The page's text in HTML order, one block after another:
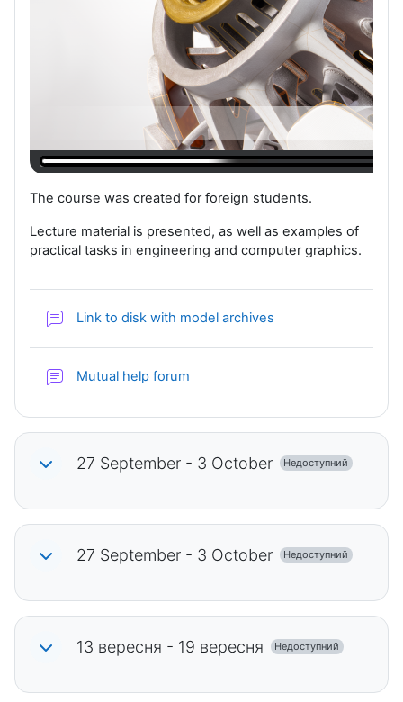
The course was created for foreign students.
Lecture material is presented, as well as examples of
practical tasks in engineering and computer graphics.
Link to disk with model archives
Mutual help forum
27 September - 3 October Недоступний
27 September - 3 October Недоступний
13 вересня - 19 вересня Недоступний